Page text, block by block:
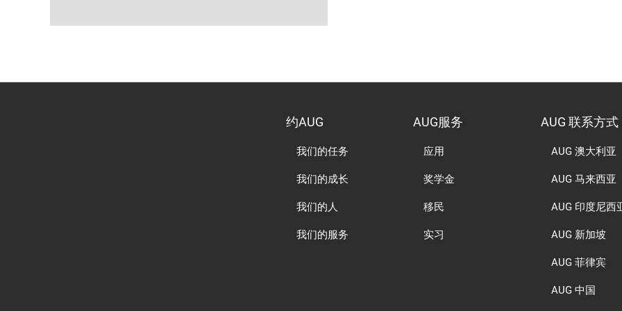
约AUG
我们的任务
我们的成长
我们的人
我们的服务
AUG服务
应用
奖学金
移民
实习
AUG 联系方式
AUG 澳大利亚
AUG 马来西亚
AUG 印度尼西
AUG 新加坡
AUG 菲律宾
AUG 中国